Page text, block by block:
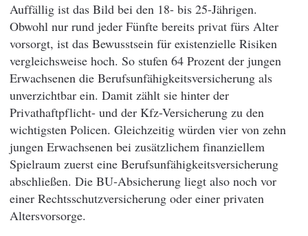
Auffällig ist das Bild bei den 18- bis 25-Jährigen.
Obwohl nur rund jeder Fünfte bereits privat fürs Alter
vorsorgt, ist das Bewusstsein für existenzielle Risiken
vergleichsweise hoch. So stufen 64 Prozent der jungen
Erwachsenen die Berufsunfähigkeitsversicherung als
unverzichtbar ein. Damit zählt sie hinter der
Privathaftpflicht- und der Kfz-Versicherung zu den
wichtigsten Policen. Gleichzeitig würden vier von zehn
jungen Erwachsenen bei zusätzlichem finanziellem
Spielraum zuerst eine Berufsunfähigkeitsversicherung
abschließen. Die BU-Absicherung liegt also noch vor
einer Rechtsschutzversicherung oder einer privaten
Altersvorsorge.